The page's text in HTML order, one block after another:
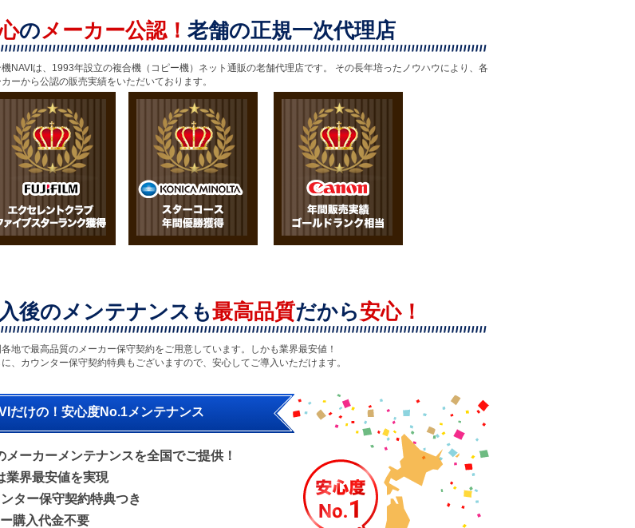
のメーカー公認！ 老舗の正規一次代理店
NAVIは、1993年設立の複合機（コピー機）ネット通販の老舗代理店です。 その長年培ったノウハウにより、各
カーから公認の販売実績をいただいております。
後のメンテナンスも最高品質だから安心！
地で最高品質のメーカー保守契約をご用意しています。しかも業界最安値！
に、カウンター保守契約特典もございますので、安心してご導入いただけます。
だけの！安心度No.1メンテナンス
メーカーメンテナンスを全国でご提供！
業界最安値を実現
ター保守契約特典つき
購入代金不要